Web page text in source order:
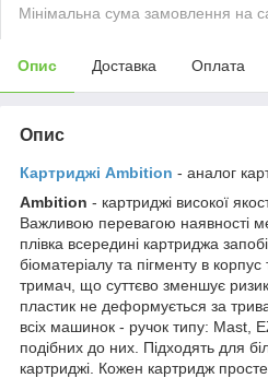
Мінімальна сума замовлення на
Опис Доставка Оплата
Опис
Картриджі Ambition - аналог
Ambition - картриджі високої
Важливою перевагою наявності
плівка всередині картриджа
біоматеріалу та пігменту в
тримач, що суттєво зменшує
пластик не деформується за
всіх машинок - ручок типу: Mast,
подібних до них. Підходять для
картриджі. Кожен картридж